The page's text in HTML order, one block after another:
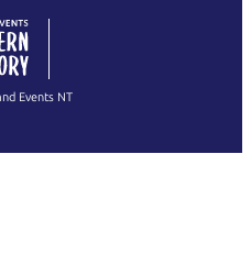
繁體中文
Events NT